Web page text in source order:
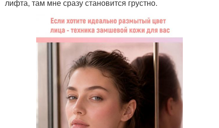
лифта, там мне сразу становится грустно.